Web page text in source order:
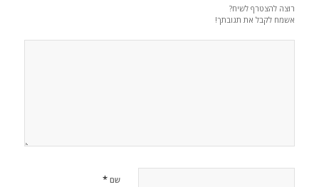
רוצה להצטרף לשיח?
אשמח לקבל את תגובתך!
שם *